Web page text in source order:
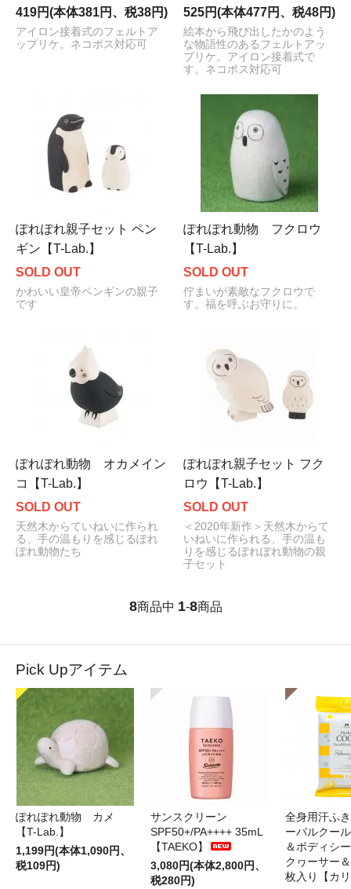
419円(本体381円、税38円)
アイロン接着式のフェルトア
ップリケ。ネコポス対応可
525円(本体477円、税48円)
絵本から飛び出したかのよう
な物語性のあるフェルトアッ
プリケ。アイロン接着式で
す。ネコポス対応可
ぽれぽれ親子セット ペン
ギン【T-Lab.】
SOLD OUT
かわいい皇帝ペンギンの親子
です
ぽれぽれ動物 フクロウ
【T-Lab.】
SOLD OUT
佇まいが素敵なフクロウで
す。福を呼ぶお守りに。
ぽれぽれ動物 オカメイン
コ【T-Lab.】
SOLD OUT
天然木からていねいに作られ
る、手の温もりを感じるぽれ
ぽれ動物たち
ぽれぽれ親子セット フク
ロウ【T-Lab.】
SOLD OUT
＜2020年新作＞天然木からて
いねいに作られる、手の温も
りを感じるぽれぽれ動物の親
子セット
8商品中 1-8商品
Pick Upアイテム
ぽれぽれ動物 カメ
【T-Lab.】
1,199円(本体1,090円、
税109円)
サンスクリーン
SPF50+/PA++++ 35mL
【TAEKO】
3,080円(本体2,800円、
税280円)
全身用汗ふ
ーバルクー
＆ボディシ
クヮーサー
枚入り【カ